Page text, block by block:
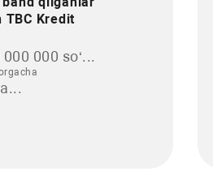
TBC Kredit
000 000 so‘...